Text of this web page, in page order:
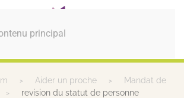
principal
Aider un proche
Mandat de
revision du statut de personne